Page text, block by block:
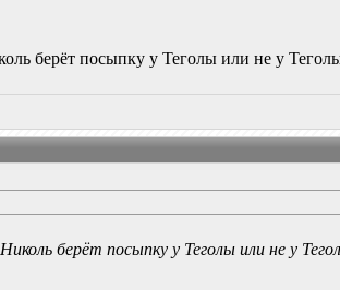
берёт посыпку у Теголы или не у
берёт посыпку у Теголы или не у